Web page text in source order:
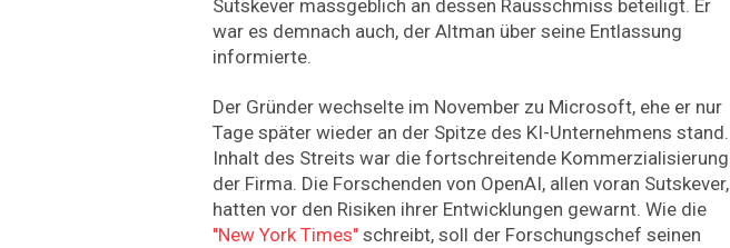
Sutskever massgeblich an dessen Rausschmiss beteiligt. Er
war es demnach auch, der Altman über seine Entlassung
informierte.
Der Gründer wechselte im November zu Microsoft, ehe er nur
Tage später wieder an der Spitze des KI-Unternehmens stand.
Inhalt des Streits war die fortschreitende Kommerzialisierung
der Firma. Die Forschenden von OpenAI, allen voran Sutskever,
hatten vor den Risiken ihrer Entwicklungen gewarnt. Wie die
"New York Times" schreibt, soll der Forschungschef seinen